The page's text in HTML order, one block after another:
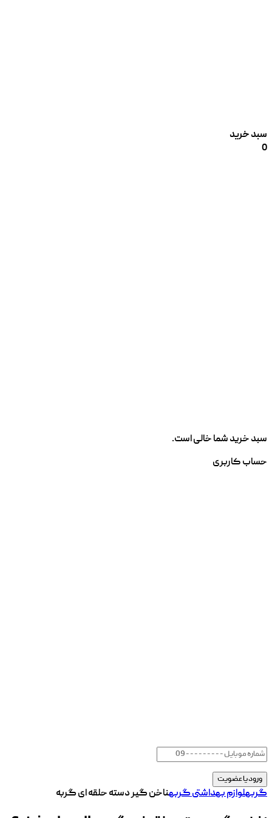
سبد خرید
0
سبد خرید شما خالی است.
حساب کاربری
گربهلوازم بهداشتی گربهناخن گیر دسته حلقه ای گربه